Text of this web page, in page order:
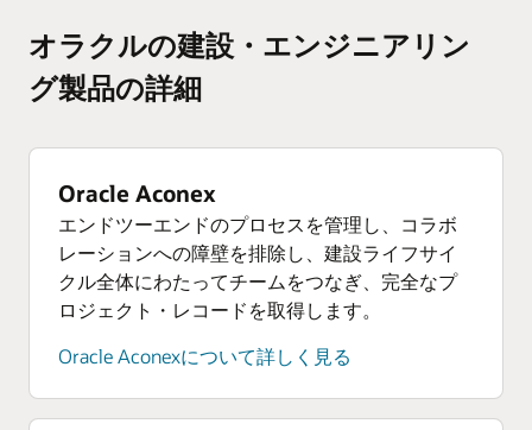
チームのコラボレーションとデータ共有の詳細
を見る
を行い、プロジェクトを順調に進めることがで
きます。プロジェクト・パフォーマンスの可視
性を高め、問題領域を特定します。
予測的なインテリジェンスおよび分析の詳細
リソース
eBook: コネクテッド・スケジューリングがプロ
ジェクト・デリバリーを改善する方法
支払分析
誰もが、支払データの適切な分析とレポートの
体の支払いやタスクのステータスに関するビュ
すばやく確認し、連絡できます。
支払分析の詳細
リソース
eBook: 建設支払管理の簡素化および効率化
eBook: 建設支払を効率化するための実装ガイド
オンデマンド・ウェビナー: 支払管理ソリューシ
予測AIの詳細を見る
スケジュールとワークフローリスクの管理
思決定、パフォーマンスのモニタリング、プロ
スケジュールとワークフローリスクの管理の詳
細
リソース
オンデマンド・ウェビナー：分析とAIの活用によ
るリスクの低減 - オーナー向け
ーがデータを統合し、プロジェクトとポートフ
経営管理ソリューション（EPM）
財務、人事、サプライチェーン、販売を正確に
モデル化し、計画します。財務レポートを効率
イトの取得を可能にします。
経営管理ソリューション（EPM）の詳細
プロジェクト管理
リソース、予算、コスト、請求、予測など、プ
ロジェクトのあらゆる側面を完全に管理しま
す。
あらかじめ用意されたダッシュボードを活用
単一の包括的な従業員エクスペリエンス・プラ
ットフォームを活用し、カスタマイズされた体
験を提供することで、従業員の現在のニーズと
コミュニケーションを図り、社員同士のつなが
りと帰属意識を育み、一人ひとりに合わせた指
導を行い、成長の機会を増大させることで、す
べての社員が活躍できるよう支援します。
Oracle ME従業員エクスペリエンスの詳細
アジリティと競争力を維持するために必要な人
レファブリケーションと据付工程に活用するこ
とで、現場での複雑な作業を最小限に抑え、合
理的で秩序あるワークフローを実現します。
モジュール構造の詳細
コネクテッド・ロジスティクス
サステナブルな輸送、国際貿易、流通プロセス
をシームレスに管理し、注文処理能力を最大限
に高めます。
し、すべてのOracleオンプレミス・アプリケーシ
ョンの移行を簡素化します。
由を詳しく見る
OCI Analytics
Oracle Analyticsは、組み込みの機械学習と人工
知能を使用して、MySQL、OSSデータベース、
Oracle Autonomous Database、Oracle Exadataな
どのさまざまなデータソースからのデータを分
析し、より正確な予測とインテリジェントな意
思決定を可能にします。
OCI Analyticsの詳細
オラクルの建設・エンジニアリン
グ製品の詳細
Oracle Aconex
エンドツーエンドのプロセスを管理し、コラボ
レーションへの障壁を排除し、建設ライフサイ
クル全体にわたってチームをつなぎ、完全なプ
ロジェクト・レコードを取得します。
Oracle Aconexについて詳しく見る